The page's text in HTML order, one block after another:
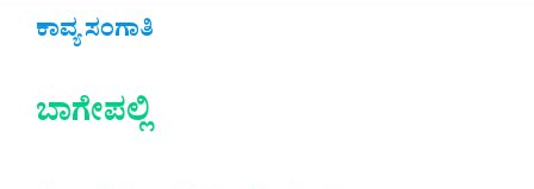
ಕಾವ್ಯ ಸಂಗಾತಿ
ಬಾಗೇಪಲ್ಲಿ